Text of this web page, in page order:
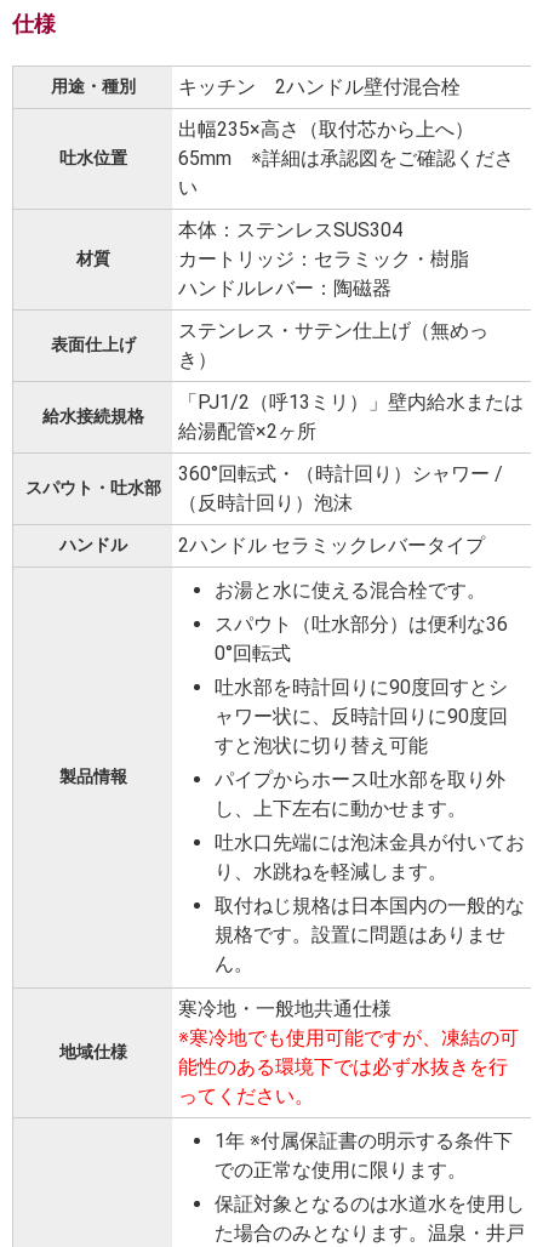
仕様
用途・種別 キッチン 2ハンドル壁付混合栓
吐水位置
出幅235×高さ（取付芯から上へ）
65mm ※詳細は承認図をご確認くださ
い
材質
本体：ステンレスSUS304
カートリッジ：セラミック・樹脂
ハンドルレバー：陶磁器
表面仕上げ
ステンレス・サテン仕上げ（無めっ
き）
給水接続規格
「PJ1/2（呼13ミリ）」壁内給水または
給湯配管×2ヶ所
スパウト・吐水部
360°回転式・（時計回り）シャワー /
（反時計回り）泡沫
ハンドル 2ハンドル セラミックレバータイプ
製品情報
お湯と水に使える混合栓です。
スパウト（吐水部分）は便利な36
0°回転式
吐水部を時計回りに90度回すとシ
ャワー状に、反時計回りに90度回
すと泡状に切り替え可能
パイプからホース吐水部を取り外
し、上下左右に動かせます。
吐水口先端には泡沫金具が付いてお
り、水跳ねを軽減します。
取付ねじ規格は日本国内の一般的な
規格です。設置に問題はありませ
ん。
地域仕様
寒冷地・一般地共通仕様
※寒冷地でも使用可能ですが、凍結の可
能性のある環境下では必ず水抜きを行
ってください。
1年 ※付属保証書の明示する条件下
での正常な使用に限ります。
保証対象となるのは水道水を使用し
た場合のみとなります。温泉・井戸